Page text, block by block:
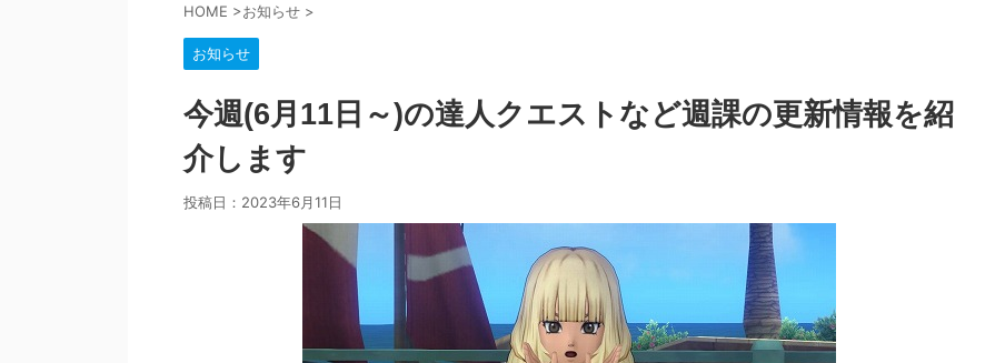
HOME >お知らせ >
お知らせ
今週(6月11日～)の達人クエストなど週課の更新情報を紹
介します
投稿日： 2023年6月11日